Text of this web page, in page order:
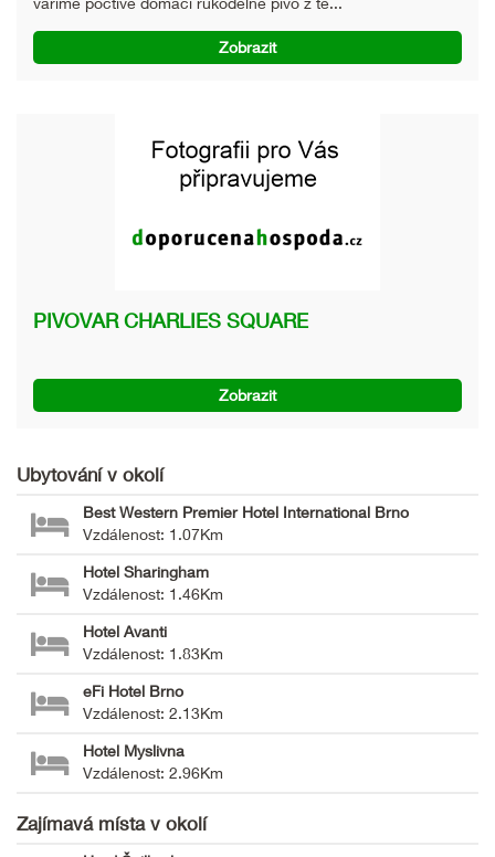
Zobrazit
PIVOVAR CHARLIES SQUARE
Zobrazit
Ubytování v okolí
Best Western Premier Hotel International Brno
Vzdálenost: 1.07Km
Hotel Sharingham
Vzdálenost: 1.46Km
Hotel Avanti
Vzdálenost: 1.83Km
eFi Hotel Brno
Vzdálenost: 2.13Km
Hotel Myslivna
Vzdálenost: 2.96Km
Zajímavá místa v okolí